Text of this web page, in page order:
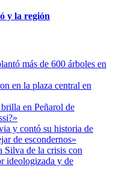
más de 600 árboles en
en la plaza central en
en Peñarol de
y contó su historia de
de escondernos»
Silva de la crisis con
ideologizada y de